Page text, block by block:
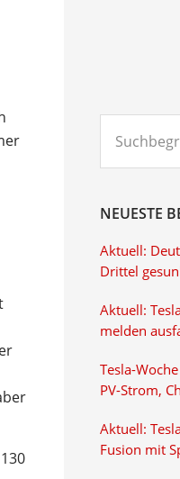
eingeben...
NEUESTE
Aktuell:
Drittel
Aktuell:
melden
Tesla-
PV-Strom,
Aktuell:
Fusion mit